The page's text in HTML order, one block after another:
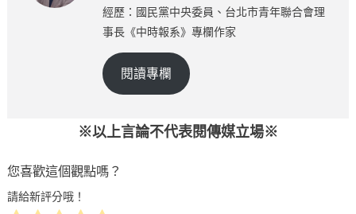
經歷：國民黨中央委員、台北市青年聯合會理
事長《中時報系》專欄作家
閱讀專欄
※以上言論不代表閱傳媒立場※
您喜歡這個觀點嗎？
請給新評分哦！